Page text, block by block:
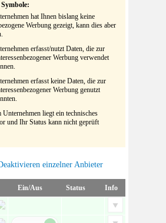
hat Ihnen bislang keine
Werbung gezeigt, kann dies aber
erfasst/nutzt Daten, die zur
Werbung verwendet
erfasst keine Daten, die zur
Werbung genutzt
Unternehmen liegt ein technisches
und Ihr Status kann nicht geprüft